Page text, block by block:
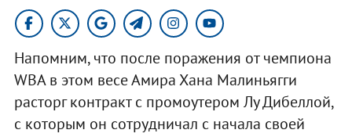
Напомним, что после поражения от чемпиона
WBA в этом весе Амира Хана Малиньягги
расторг контракт с промоутером Лу Дибеллой,
с которым он сотрудничал с начала своей